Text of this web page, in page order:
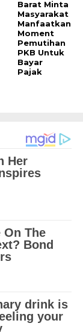
Barat Minta
Masyarakat
Manfaatkan
Moment
Pemutihan
PKB Untuk
Bayar
Pajak